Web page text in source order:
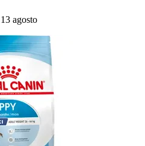
agosto